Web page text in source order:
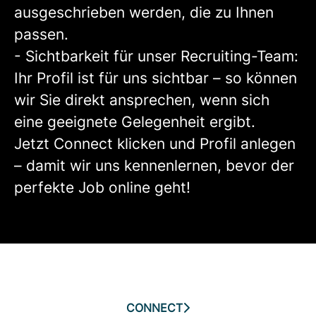
ausgeschrieben werden, die zu Ihnen
passen.
- Sichtbarkeit für unser Recruiting-Team:
Ihr Profil ist für uns sichtbar – so können
wir Sie direkt ansprechen, wenn sich
eine geeignete Gelegenheit ergibt.
Jetzt Connect klicken und Profil anlegen
– damit wir uns kennenlernen, bevor der
perfekte Job online geht!
CONNECT